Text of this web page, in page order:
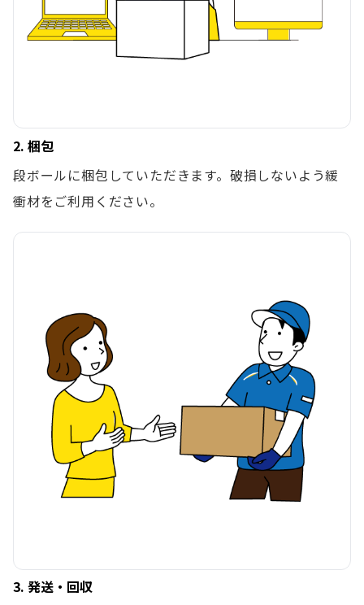
2. 梱包
段ボールに梱包していただきます。破損しないよう緩
衝材をご利用ください。
3. 発送・回収